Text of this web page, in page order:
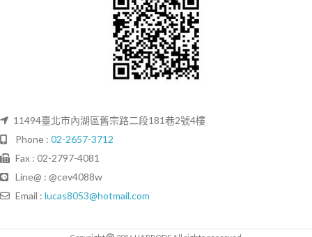
11494臺北市內湖區舊宗路二段181巷2號4樓
Phone : 02-2657-3712
Fax : 02-2797-4081
Line@ : @cev4088w
Email : lucas8053@hotmail.com